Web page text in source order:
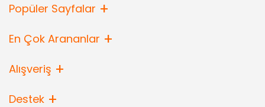
Popüler Sayfalar
En Çok Arananlar
Alışveriş
Destek